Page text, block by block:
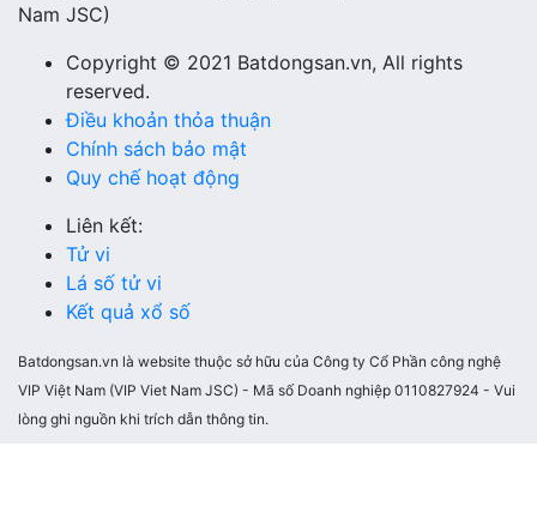
Nam JSC)
Copyright © 2021 Batdongsan.vn, All rights
reserved.
Điều khoản thỏa thuận
Chính sách bảo mật
Quy chế hoạt động
Liên kết:
Tử vi
Lá số tử vi
Kết quả xổ số
Batdongsan.vn là website thuộc sở hữu của Công ty Cổ Phần công nghệ
VIP Việt Nam (VIP Viet Nam JSC) - Mã số Doanh nghiệp 0110827924 - Vui
lòng ghi nguồn khi trích dẫn thông tin.